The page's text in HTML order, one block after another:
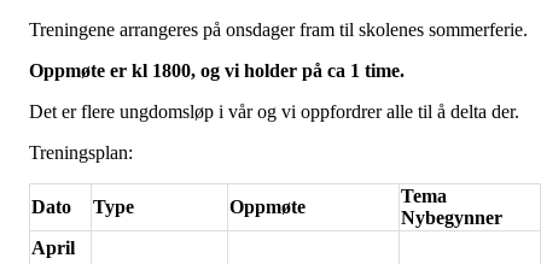
Treningene arrangeres på onsdager fram til skolenes sommerferie.
Oppmøte er kl 1800, og vi holder på ca 1 time.
Det er flere ungdomsløp i vår og vi oppfordrer alle til å delta der.
Treningsplan:
Dato Type Oppmøte
Tema
Nybegynner
April